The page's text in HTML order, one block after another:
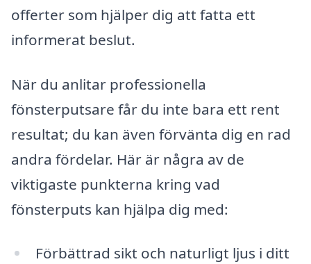
offerter som hjälper dig att fatta ett
informerat beslut.
När du anlitar professionella
fönsterputsare får du inte bara ett rent
resultat; du kan även förvänta dig en rad
andra fördelar. Här är några av de
viktigaste punkterna kring vad
fönsterputs kan hjälpa dig med:
Förbättrad sikt och naturligt ljus i ditt